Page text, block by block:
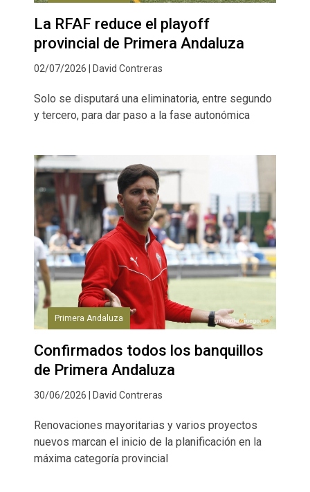
La RFAF reduce el playoff
provincial de Primera Andaluza
02/07/2026 | David Contreras
Solo se disputará una eliminatoria, entre segundo
y tercero, para dar paso a la fase autonómica
Primera Andaluza
Confirmados todos los banquillos
de Primera Andaluza
30/06/2026 | David Contreras
Renovaciones mayoritarias y varios proyectos
nuevos marcan el inicio de la planificación en la
máxima categoría provincial